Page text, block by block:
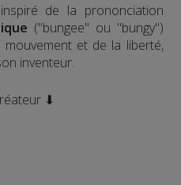
de la prononciation
("bungee" ou "bungy")
et de la liberté,
inventeur.
⬇